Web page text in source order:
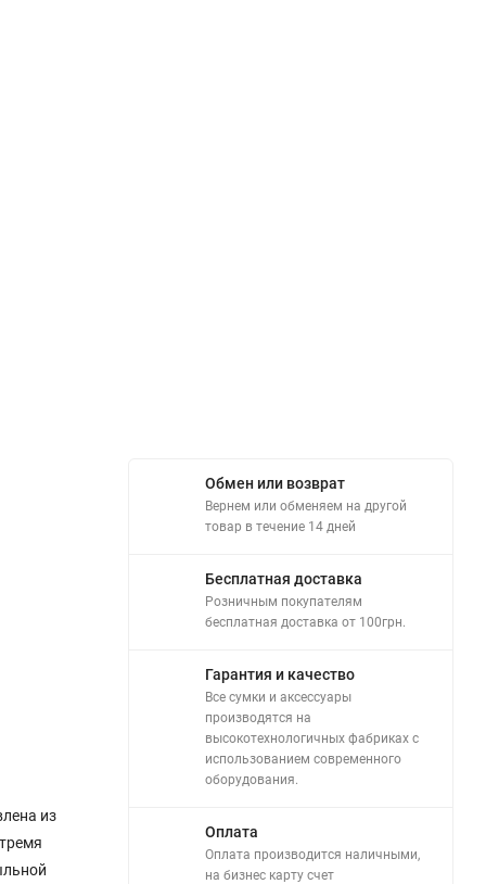
из
Обмен или возврат
Вернем или обменяем на другой
товар в течение 14 дней
Бесплатная доставка
Розничным покупателям
бесплатная доставка от 100грн.
Гарантия и качество
Все сумки и аксессуары
производятся на
высокотехнологичных фабриках с
использованием современного
оборудования.
Оплата
Оплата производится наличными,
на бизнес карту счет